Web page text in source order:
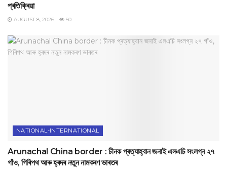
প্ৰতিক্ৰিয়া
AUGUST 8, 2026 50
NATIONAL-INTERNATIONAL
Arunachal China border : চীনক প্ৰত্যাহ্বান জনাই এলএচি সংলগ্ন ২৭
গাঁও, গিৰিপথ আৰু হ্ৰদৰ নতুন নামকৰণ ভাৰতৰ